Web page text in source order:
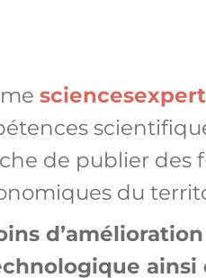
de publier des
du
ainsi